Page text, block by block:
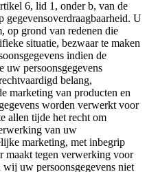
6, lid 1, onder b, van de
U
op grond van redenen die
situatie, bezwaar te maken
indien de
persoonsgegevens
belang,
marketing van producten en
worden verwerkt voor
allen tijde het recht om
van uw
marketing, met inbegrip
maakt tegen verwerking voor
uw persoonsgegevens niet